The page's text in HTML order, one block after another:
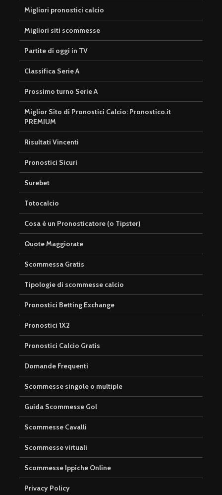
Migliori pronostici calcio
Migliori siti scommesse
Partite di oggi in TV
Classifica Serie A
Prossimo turno Serie A
Miglior Sito di Pronostici Calcio: Pronostico.it
PREMIUM
Risultati Vincenti
Pronostici Sicuri
Surebet
Totocalcio
Cosa è un Pronosticatore (o Tipster)
Quote Maggiorate
Scommessa Gratis
Tipologie di scommesse calcio
Pronostici Betting Exchange
Pronostici 1X2
Pronostici Calcio Gratis
Domande Frequenti
Scommesse singole o multiple
Guida Scommesse Gol
Scommesse Cavalli
Scommesse virtuali
Scommesse Ippiche Online
Privacy Policy